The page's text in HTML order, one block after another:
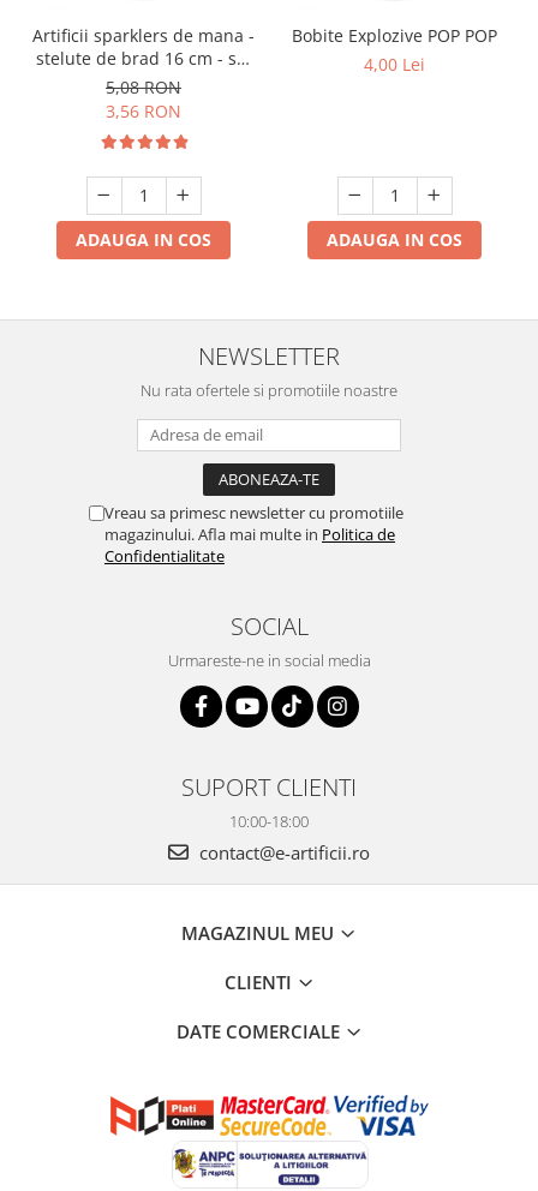
Artificii sparklers de mana -
stelute de brad 16 cm - set
10 buc
5,08 RON
3,56 RON
ADAUGA IN COS
Bobite Explozive POP POP
4,00 Lei
ADAUGA IN COS
NEWSLETTER
Nu rata ofertele si promotiile noastre
Vreau sa primesc newsletter cu promotiile
magazinului. Afla mai multe in Politica de
Confidentialitate
SOCIAL
Urmareste-ne in social media
SUPORT CLIENTI
10:00-18:00
contact@e-artificii.ro
MAGAZINUL MEU
CLIENTI
DATE COMERCIALE